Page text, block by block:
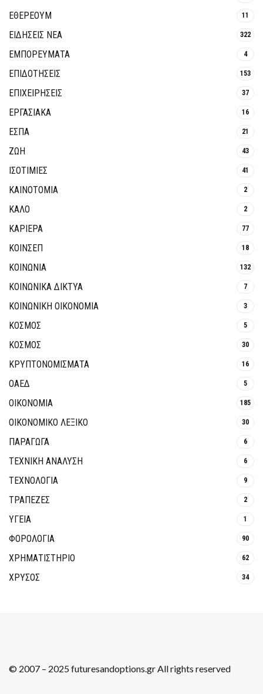
ΕΘΈΡΕΟΥΜ
11
ΕΙΔΗΣΕΙΣ ΝΕΑ 322
ΕΜΠΟΡΕΥΜΑΤΑ 4
ΕΠΙΔΟΤΗΣΕΙΣ 153
ΕΠΙΧΕΙΡΗΣΕΙΣ 37
ΕΡΓΑΣΙΑΚΑ 16
ΕΣΠΑ 21
ΖΩΗ 43
ΙΣΟΤΙΜΙΕΣ 41
ΚΑΙΝΟΤΟΜΊΑ 2
ΚΑΛΟ 2
ΚΑΡΙΕΡΑ 77
ΚΟΙΝΣΕΠ 18
ΚΟΙΝΩΝΙΑ 132
ΚΟΙΝΩΝΙΚΆ ΔΊΚΤΥΑ 7
ΚΟΙΝΩΝΙΚΉ ΟΙΚΟΝΟΜΊΑ 3
ΚΟΣΜΟΣ 5
ΚΟΣΜΟΣ 30
ΚΡΥΠΤΟΝΟΜΊΣΜΑΤΑ 16
ΟΑΕΔ 5
ΟΙΚΟΝΟΜΙΑ 185
ΟΙΚΟΝΟΜΙΚΟ ΛΕΞΙΚΟ 30
ΠΑΡΑΓΩΓΑ 6
ΤΕΧΝΙΚΗ ΑΝΑΛΥΣΗ 6
ΤΕΧΝΟΛΟΓΙΑ 9
ΤΡΆΠΕΖΕΣ 2
ΥΓΕΙΑ 1
ΦΟΡΟΛΟΓΙΑ 90
ΧΡΗΜΑΤΙΣΤΗΡΙΟ 62
ΧΡΥΣΟΣ 34
© 2007 – 2025 futuresandoptions.gr All rights reserved